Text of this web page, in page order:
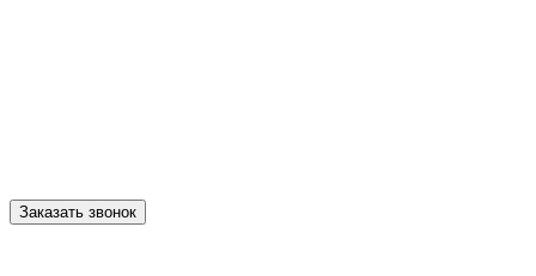
Заказать звонок